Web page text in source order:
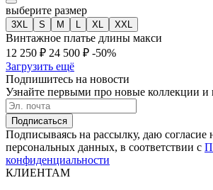
выберите размер
3XL S M L XL XXL
Винтажное платье длины макси
12 250 ₽ 24 500 ₽ -50%
Загрузить ещё
Подпишитесь на новости
Узнайте первыми про новые коллекции
Подписаться
Подписываясь на рассылку, даю согласие
персональных данных, в соответствии с
конфиденциальности
КЛИЕНТАМ